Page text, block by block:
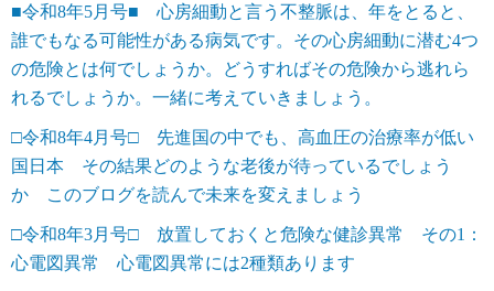
■令和8年5月号■ 心房細動と言う不整脈は、年をとると、
誰でもなる可能性がある病気です。その心房細動に潜む4つ
の危険とは何でしょうか。どうすればその危険から逃れら
れるでしょうか。一緒に考えていきましょう。
□令和8年4月号□ 先進国の中でも、高血圧の治療率が低い
国日本 その結果どのような老後が待っているでしょう
か このブログを読んで未来を変えましょう
□令和8年3月号□ 放置しておくと危険な健診異常 その1：
心電図異常 心電図異常には2種類あります